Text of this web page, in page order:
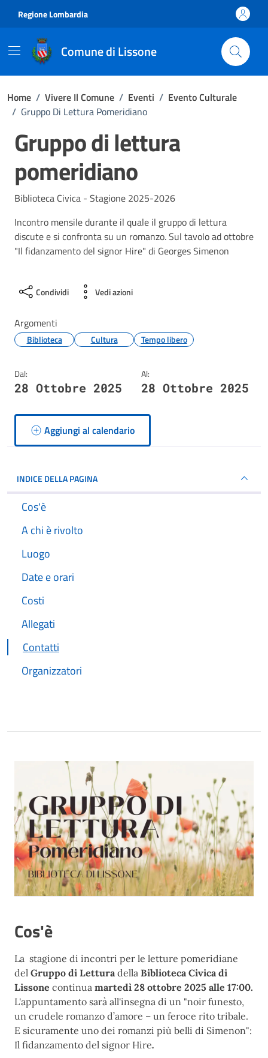
Regione Lombardia
Comune di Lissone
Home / Vivere Il Comune / Eventi / Evento Culturale
/ Gruppo Di Lettura Pomeridiano
Gruppo di lettura
pomeridiano
Biblioteca Civica - Stagione 2025-2026
Incontro mensile durante il quale il gruppo di lettura
discute e si confronta su un romanzo. Sul tavolo ad ottobre
"Il fidanzamento del signor Hire" di Georges Simenon
Condividi Vedi azioni
Argomenti
Biblioteca Cultura Tempo libero
Dal:
28 Ottobre 2025
Al:
28 Ottobre 2025
Aggiungi al calendario
INDICE DELLA PAGINA
Cos'è
A chi è rivolto
Luogo
Date e orari
Costi
Allegati
Contatti
Organizzatori
Cos'è
La stagione di incontri per le letture pomeridiane
del Gruppo di Letturadella Biblioteca Civica di
Lissone continua martedì 28 ottobre 2025 alle 17:00.
L'appuntamento sarà all'insegna di un "noir funesto,
un crudele romanzo d’amore – un feroce rito tribale.
E sicuramente uno dei romanzi più belli di Simenon":
Il fidanzamento del signor Hire.